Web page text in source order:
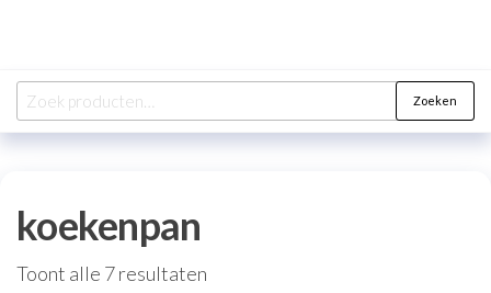
Zoeken
koekenpan
Toont alle 7 resultaten